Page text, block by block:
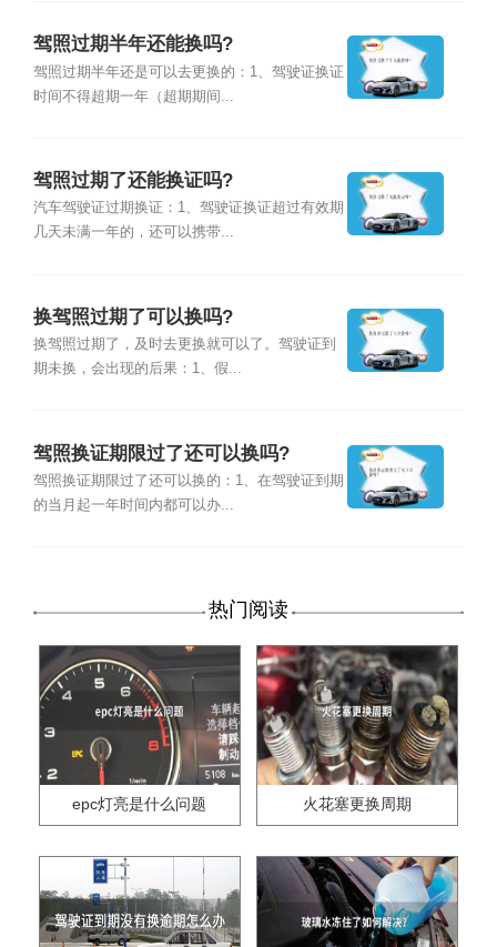
驾照过期半年还能换吗?
驾照过期半年还是可以去更换的：1、驾驶证换证
时间不得超期一年（超期期间...
驾照过期了还能换证吗?
汽车驾驶证过期换证：1、驾驶证换证超过有效期
几天未满一年的，还可以携带...
换驾照过期了可以换吗?
换驾照过期了，及时去更换就可以了。驾驶证到
期未换，会出现的后果：1、假...
驾照换证期限过了还可以换吗?
驾照换证期限过了还可以换的：1、在驾驶证到期
的当月起一年时间内都可以办...
热门阅读
epc灯亮是什么问题 火花塞更换周期